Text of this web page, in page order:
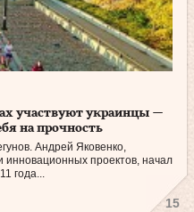
участвуют украинцы —
на прочность
Андрей Яковенко,
инновационных проектов, начал
года...
15